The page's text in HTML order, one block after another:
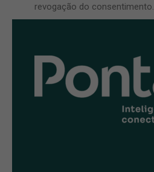
revogação do consentimento.